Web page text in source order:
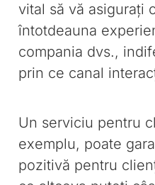
vital să vă asigurați
întotdeauna
compania dvs.,
prin ce canal
Un serviciu pentru
exemplu, poate
pozitivă pentru